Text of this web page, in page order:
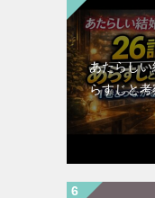
あたらし
らすじと